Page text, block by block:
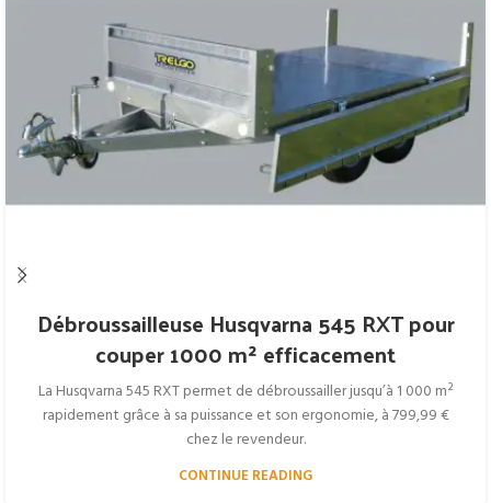
Débroussailleuse Husqvarna 545 RXT pour
couper 1000 m² efficacement
La Husqvarna 545 RXT permet de débroussailler jusqu’à 1 000 m²
rapidement grâce à sa puissance et son ergonomie, à 799,99 €
chez le revendeur.
CONTINUE READING